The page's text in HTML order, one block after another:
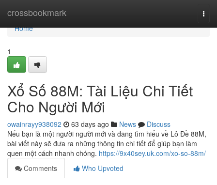
crossbookmark
Home
Home
1
Xổ Số 88M: Tài Liệu Chi Tiết
Cho Người Mới
owainrayy938092 63 days ago News
Discuss
Nếu bạn là một người người mới và đang tìm hiểu về Lô Đề 88M,
bài viết này sẽ đưa ra những thông tin chi tiết để giúp bạn làm
quen một cách nhanh chóng. https://9x40sey.uk.com/xo-so-88m/
Comments
Who Upvoted